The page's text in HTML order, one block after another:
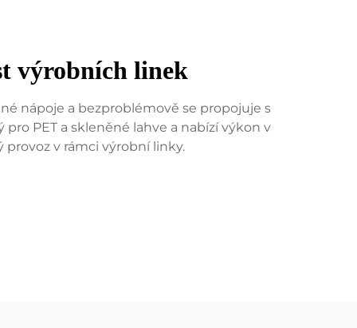
výrobních linek
nápoje a bezproblémově se propojuje s
PET a skleněné lahve a nabízí výkon v
v rámci výrobní linky.